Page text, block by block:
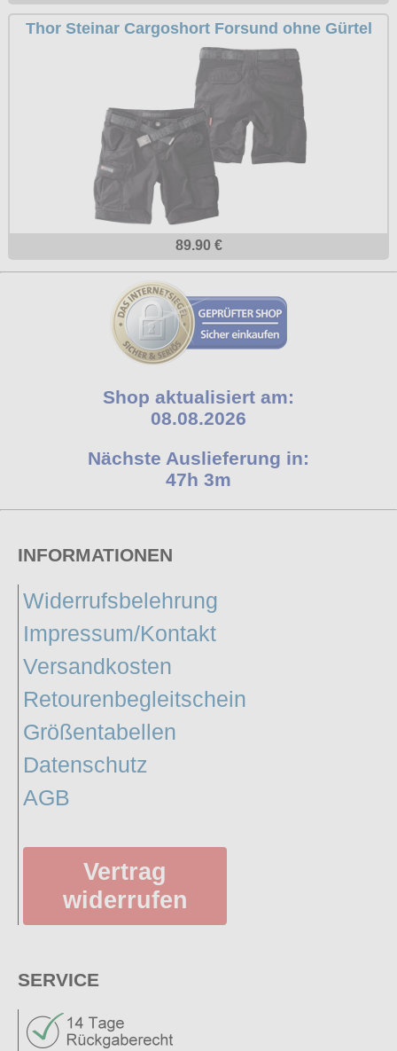
Thor Steinar Cargoshort Forsund ohne Gürtel
89.90 €
Shop aktualisiert am:
08.08.2026
Nächste Auslieferung in:
47h 3m
INFORMATIONEN
Widerrufsbelehrung
Impressum/Kontakt
Versandkosten
Retourenbegleitschein
Größentabellen
Datenschutz
AGB
Vertrag
widerrufen
SERVICE